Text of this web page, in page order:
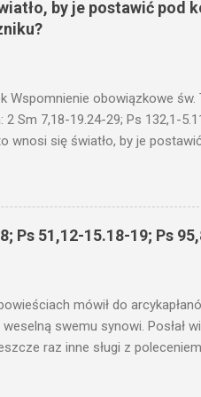
by je postawić pod
Wspomnienie obowiązkowe
2 Sm 7,18-19.24-29; Ps 132,1-
wnosi się światło, by je
I mówił im: Uważajcie na
wam i jeszcze wam dołożą. Bo
fragmencie z
pod korcem lub pod
Ps 51,12-15.18-19; Ps
mówił do
swemu synowi. Posłał
raz inne sługi z
kupiectwa, a inni pochwycili